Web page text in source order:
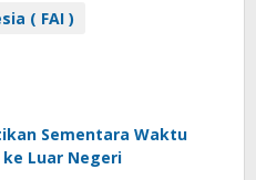
( FAI )
Sementara Waktu
Luar Negeri